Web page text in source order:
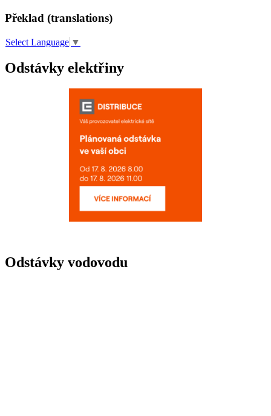
Překlad (translations)
Select Language ▼
Odstávky elektřiny
Odstávky vodovodu